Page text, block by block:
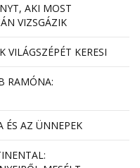
AKI MOST
VIZSGÁZIK
VILÁGSZÉPÉT KERESI
RAMÓNA:
ÉS AZ ÜNNEPEK